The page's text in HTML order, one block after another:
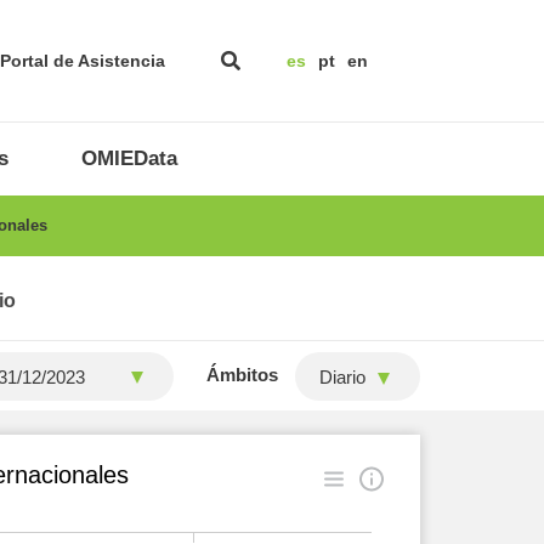
Portal de Asistencia es pt en
OMIEData
Ámbitos Diario